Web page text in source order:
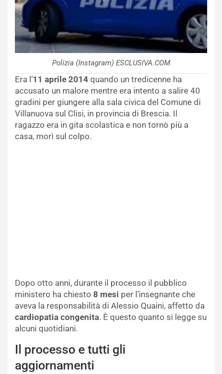
Polizia (Instagram) ESCLUSIVA.COM
Era l’11 aprile 2014 quando un tredicenne ha
accusato un malore mentre era intento a salire 40
gradini per giungere alla sala civica del Comune di
Villanuova sul Clisi, in provincia di Brescia. Il
ragazzo era in gita scolastica e non tornò più a
casa, morì sul colpo.
Dopo otto anni, durante il processo il pubblico
ministero ha chiesto 8 mesi per l’insegnante che
aveva la responsabilità di Alessio Quaini, affetto da
cardiopatia congenita. È questo quanto si legge su
alcuni quotidiani.
Il processo e tutti gli
aggiornamenti